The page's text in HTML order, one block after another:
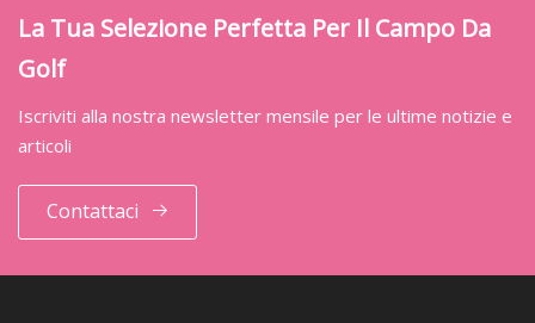
La Tua Selezione Perfetta Per Il Campo Da
Golf
Iscriviti alla nostra newsletter mensile per le ultime notizie e
articoli
Contattaci